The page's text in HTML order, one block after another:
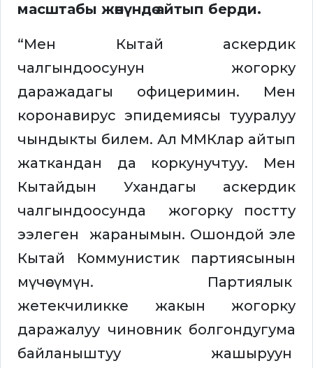
масштабы жөнүндө айтып берди.
“Мен Кытай аскердик
чалгындоосунун жогорку
даражадагы офицеримин. Мен
коронавирус эпидемиясы тууралуу
чындыкты билем. Ал ММКлар айтып
жаткандан да коркунучтуу. Мен
Кытайдын Ухандагы аскердик
чалгындоосунда жогорку постту
ээлеген жаранымын. Ошондой эле
Кытай Коммунистик партиясынын
мүчөсүмүн. Партиялык
жетекчиликке жакын жогорку
даражалуу чиновник болгондугума
байланыштуу жашыруун